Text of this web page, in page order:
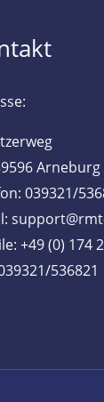
Arneburg
039321/
+49 (0) 174
536821